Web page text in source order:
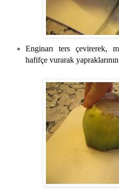
Enginarı ters çevirerek,
hafifçe vurarak yapraklarının